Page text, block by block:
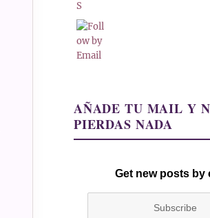
AÑADE TU MAIL Y
PIERDAS NADA
Get new posts by